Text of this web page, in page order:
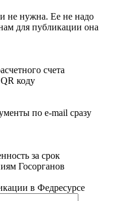
не нужна. Ее не надо
для публикации она
счета
коду
по e-mail сразу
за срок
Госорганов
в Федресурсе